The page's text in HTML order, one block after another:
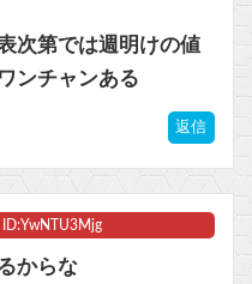
Powered by livedoor 相互RSS
次第では週明けの値
ンチャンある
返信
からな